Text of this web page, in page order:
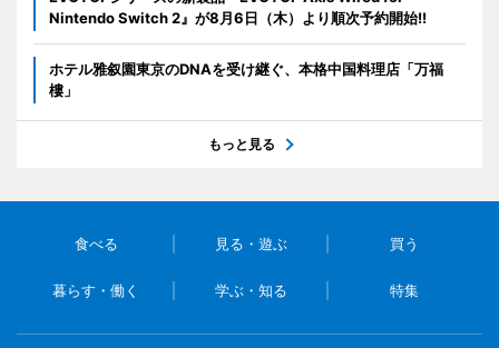
Nintendo Switch 2』が8月6日（木）より順次予約開始!!
ホテル雅叙園東京のDNAを受け継ぐ、本格中国料理店「万福
樓」
もっと見る
食べる 見る・遊ぶ 買う
暮らす・働く 学ぶ・知る 特集